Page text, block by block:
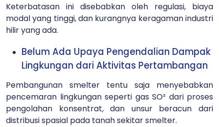
Keterbatasan ini disebabkan oleh regulasi, biaya
modal yang tinggi, dan kurangnya keragaman industri
hilir yang ada.
Belum Ada Upaya Pengendalian Dampak
Lingkungan dari Aktivitas Pertambangan
Pembangunan smelter tentu saja menyebabkan
pencemaran lingkungan seperti gas SO² dari proses
pengolahan konsentrat, dan unsur beracun dari
distribusi spasial pada tanah sekitar smelter.